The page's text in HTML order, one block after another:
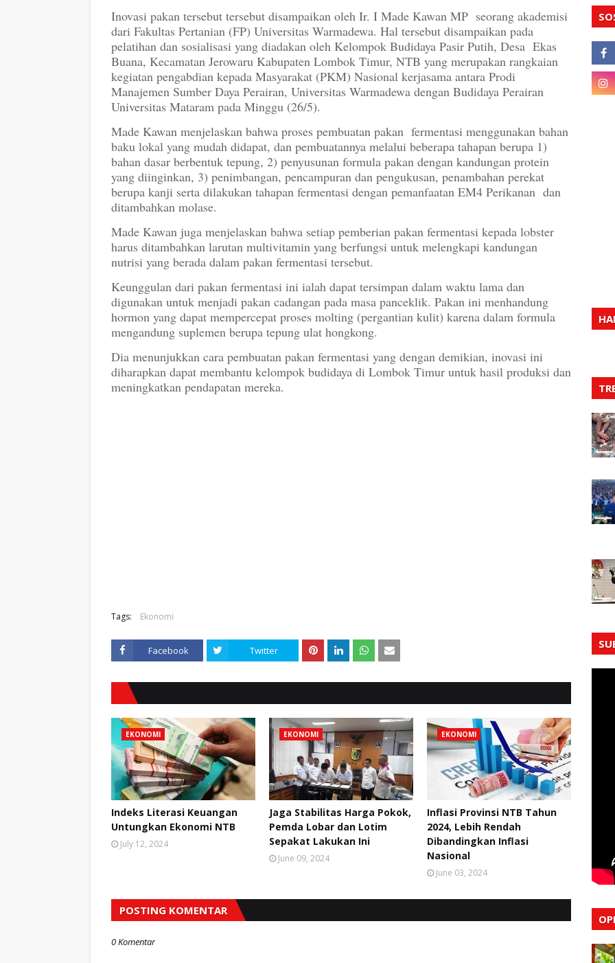
Inovasi pakan tersebut tersebut disampaikan oleh Ir. I Made Kawan MP seorang akademisi
dari Fakultas Pertanian (FP) Universitas Warmadewa. Hal tersebut disampaikan pada
pelatihan dan sosialisasi yang diadakan oleh Kelompok Budidaya Pasir Putih, Desa Ekas
Buana, Kecamatan Jerowaru Kabupaten Lombok Timur, NTB yang merupakan rangkaian
kegiatan pengabdian kepada Masyarakat (PKM) Nasional kerjasama antara Prodi
Manajemen Sumber Daya Perairan, Universitas Warmadewa dengan Budidaya Perairan
Universitas Mataram pada Minggu (26/5).
Made Kawan menjelaskan bahwa proses pembuatan pakan fermentasi menggunakan bahan
baku lokal yang mudah didapat, dan pembuatannya melalui beberapa tahapan berupa 1)
bahan dasar berbentuk tepung, 2) penyusunan formula pakan dengan kandungan protein
yang diinginkan, 3) penimbangan, pencampuran dan pengukusan, penambahan perekat
berupa kanji serta dilakukan tahapan fermentasi dengan pemanfaatan EM4 Perikanan dan
ditambahkan molase.
Made Kawan juga menjelaskan bahwa setiap pemberian pakan fermentasi kepada lobster
harus ditambahkan larutan multivitamin yang berfungsi untuk melengkapi kandungan
nutrisi yang berada dalam pakan fermentasi tersebut.
Keunggulan dari pakan fermentasi ini ialah dapat tersimpan dalam waktu lama dan
digunakan untuk menjadi pakan cadangan pada masa panceklik. Pakan ini menhandung
hormon yang dapat mempercepat proses molting (pergantian kulit) karena dalam formula
mengandung suplemen berupa tepung ulat hongkong.
Dia menunjukkan cara pembuatan pakan fermentasi yang dengan demikian, inovasi ini
diharapkan dapat membantu kelompok budidaya di Lombok Timur untuk hasil produksi dan
meningkatkan pendapatan mereka.
Tags: Ekonomi
Facebook Twitter
EKONOMI
Indeks Literasi Keuangan
Untungkan Ekonomi NTB
July 12, 2024
EKONOMI
Jaga Stabilitas Harga Pokok,
Pemda Lobar dan Lotim
Sepakat Lakukan Ini
June 09, 2024
EKONOMI
Inflasi Provinsi NTB Tahun
2024, Lebih Rendah
Dibandingkan Inflasi
Nasional
June 03, 2024
POSTING KOMENTAR
0 Komentar